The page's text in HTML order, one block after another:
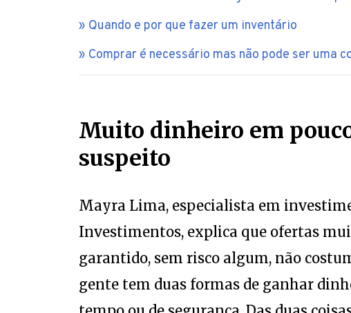
Muito dinheiro em
suspeito
Investimentos, explica que ofertas
garantido, sem risco algum, não
gente tem duas formas de ganhar
tempo ou de segurança. Das duas